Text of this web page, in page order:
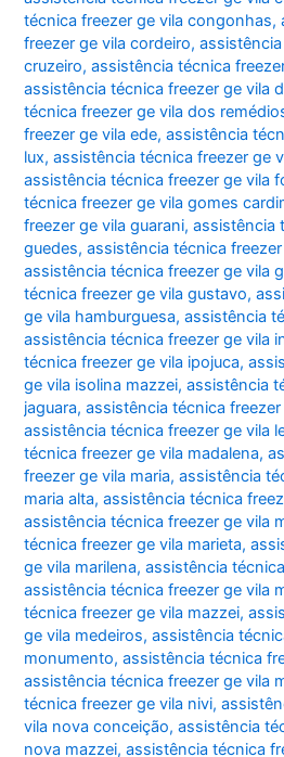
técnica freezer ge vila congonhas,
freezer ge vila cordeiro,
cruzeiro,assistência técnica
assistência técnica freezer ge vila
técnica freezer ge vila dos
freezer ge vila ede,assistência
lux,assistência técnica freezer ge
assistência técnica freezer ge vila
técnica freezer ge vila gomes
freezer ge vila guarani,assistência
guedes,assistência técnica
assistência técnica freezer ge vila
técnica freezer ge vila gustavo,
ge vila hamburguesa,assistência
assistência técnica freezer ge vila
técnica freezer ge vila ipojuca,
ge vila isolina mazzei,assistência
jaguara,assistência técnica
assistência técnica freezer ge vila
técnica freezer ge vila madalena,
freezer ge vila maria,assistência
maria alta,assistência técnica
assistência técnica freezer ge vila
técnica freezer ge vila marieta,
ge vila marilena,assistência
assistência técnica freezer ge vila
técnica freezer ge vila mazzei,
ge vila medeiros,assistência
monumento,assistência técnica
assistência técnica freezer ge vila
técnica freezer ge vila nivi,
vila nova conceição,assistência
nova mazzei,assistência técnica